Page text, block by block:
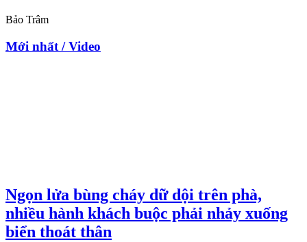
Bảo Trâm
Mới nhất / Video
Ngọn lửa bùng cháy dữ dội trên phà,
nhiều hành khách buộc phải nhảy xuống
biển thoát thân